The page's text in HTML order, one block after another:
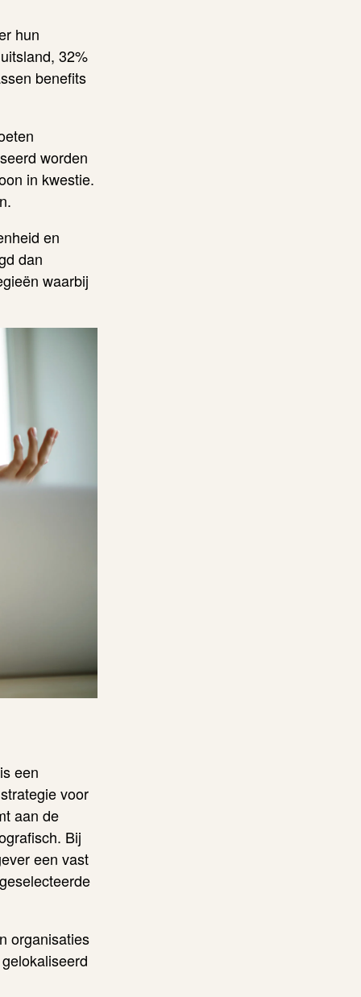
hun
32%
benefits
worden
in kwestie.
en
dan
waarbij
een
voor
aan de
Bij
een vast
organisaties